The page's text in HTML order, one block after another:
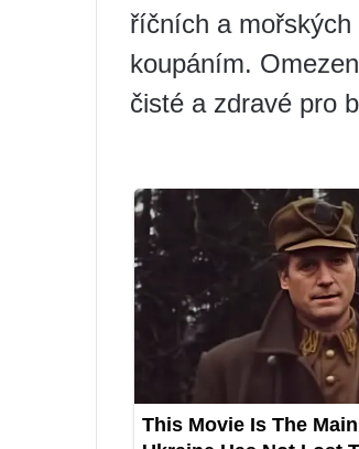
říčních a mořských
koupáním.
čisté a zdravé pro